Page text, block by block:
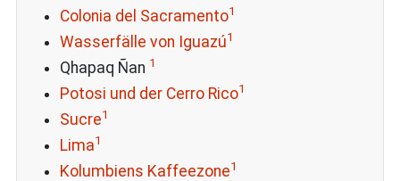
Colonia del Sacramento1
Wasserfälle von Iguazú1
Qhapaq Ñan 1
Potosi und der Cerro Rico1
Sucre1
Lima1
Kolumbiens Kaffeezone1